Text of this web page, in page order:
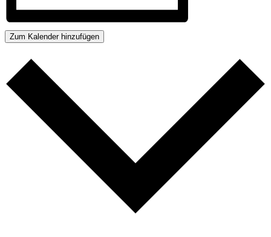
Zum Kalender hinzufügen